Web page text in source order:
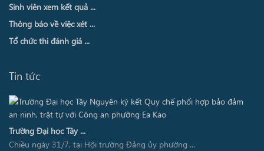
Sinh viên xem kết quả ...
Thông báo về việc xét ...
Tổ chức thi đánh giá ...
Tin tức
Trường Đại học Tây ...
Chiều ngày 31/7, tại Hội trường Đảng ủy phường ...